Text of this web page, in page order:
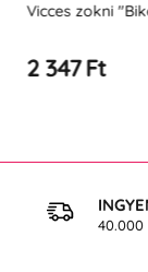
Vicces zokni
2 347 Ft
40.000